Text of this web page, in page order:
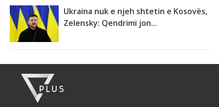
Ukraina nuk e njeh shtetin e Kosovës,
Zelensky: Qendrimi jon...